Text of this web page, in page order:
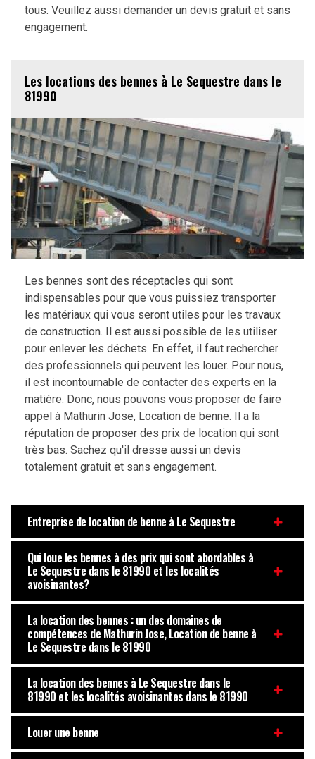
tous. Veuillez aussi demander un devis gratuit et sans
engagement.
Les locations des bennes à Le Sequestre dans le
81990
Les bennes sont des réceptacles qui sont
indispensables pour que vous puissiez transporter
les matériaux qui vous seront utiles pour les travaux
de construction. Il est aussi possible de les utiliser
pour enlever les déchets. En effet, il faut rechercher
des professionnels qui peuvent les louer. Pour nous,
il est incontournable de contacter des experts en la
matière. Donc, nous pouvons vous proposer de faire
appel à Mathurin Jose, Location de benne. Il a la
réputation de proposer des prix de location qui sont
très bas. Sachez qu'il dresse aussi un devis
totalement gratuit et sans engagement.
Entreprise de location de benne à Le Sequestre
Qui loue les bennes à des prix qui sont abordables à
Le Sequestre dans le 81990 et les localités
avoisinantes?
La location des bennes : un des domaines de
compétences de Mathurin Jose, Location de benne à
Le Sequestre dans le 81990
La location des bennes à Le Sequestre dans le
81990 et les localités avoisinantes dans le 81990
Louer une benne